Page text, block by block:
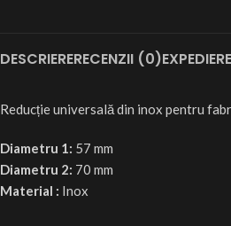
DESCRIERERECENZII (0)
Reducție universală din inox pentru
Diametru 1: 57 mm
Diametru 2: 70 mm
Material : Inox